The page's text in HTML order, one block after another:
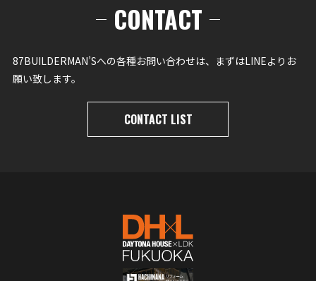
CONTACT
87BUILDERMAN’Sへの各種お問い合わせは、まずはLINEよりお
願い致します。
CONTACT LIST